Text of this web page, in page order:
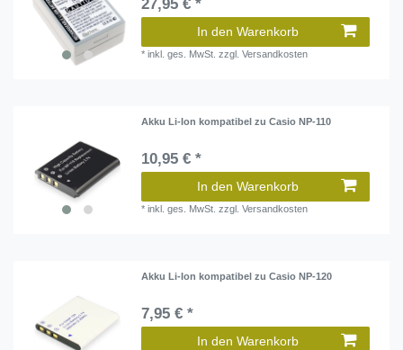
27,95 € *
In den Warenkorb
*inkl. ges. MwSt. zzgl.Versandkosten
Akku Li-Ion kompatibel zu Casio NP-110
10,95 € *
In den Warenkorb
*inkl. ges. MwSt. zzgl.Versandkosten
Akku Li-Ion kompatibel zu Casio NP-120
7,95 € *
In den Warenkorb